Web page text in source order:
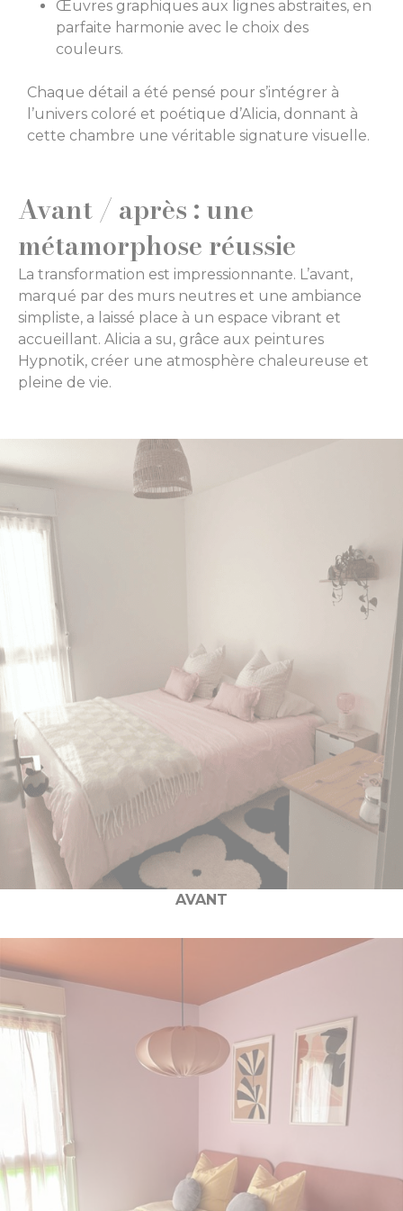
Œuvres graphiques aux lignes abstraites, en
parfaite harmonie avec le choix des
couleurs.
Chaque détail a été pensé pour s’intégrer à
l’univers coloré et poétique d’Alicia, donnant à
cette chambre une véritable signature visuelle.
Avant / après : une
métamorphose réussie
La transformation est impressionnante. L’avant,
marqué par des murs neutres et une ambiance
simpliste, a laissé place à un espace vibrant et
accueillant. Alicia a su, grâce aux peintures
Hypnotik, créer une atmosphère chaleureuse et
pleine de vie.
AVANT